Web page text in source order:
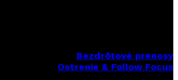
Bezdrôtové prenosy
Ostrenie & Follow Focus